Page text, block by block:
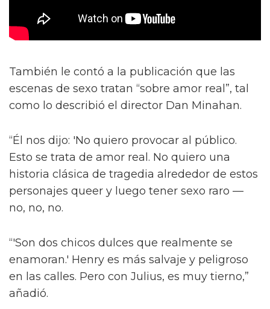
También le contó a la publicación que las
escenas de sexo tratan “sobre amor real”, tal
como lo describió el director Dan Minahan.
“Él nos dijo: 'No quiero provocar al público.
Esto se trata de amor real. No quiero una
historia clásica de tragedia alrededor de estos
personajes queer y luego tener sexo raro —
no, no, no.
“'Son dos chicos dulces que realmente se
enamoran.' Henry es más salvaje y peligroso
en las calles. Pero con Julius, es muy tierno,”
añadió.